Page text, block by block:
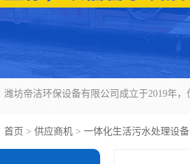
首页 > 供应商机 > 一体化生活污水处理设备